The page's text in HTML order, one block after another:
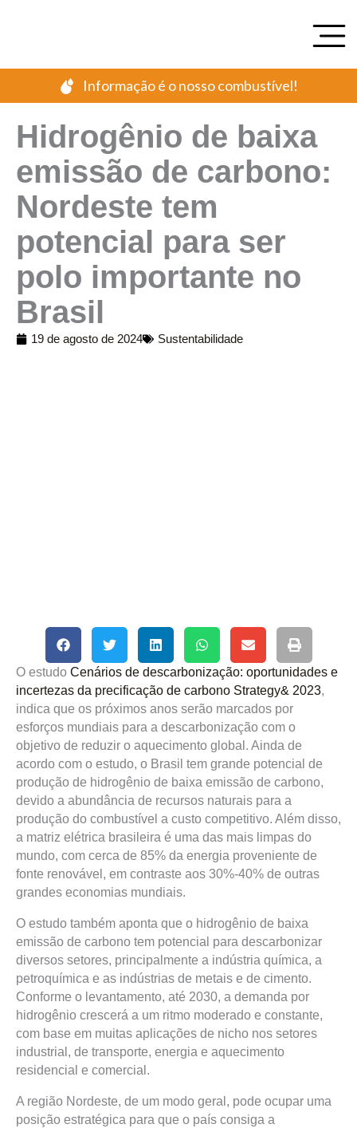
Informação é o nosso combustível!
Hidrogênio de baixa
emissão de carbono:
Nordeste tem
potencial para ser
polo importante no
Brasil
19 de agosto de 2024 Sustentabilidade
O estudo Cenários de descarbonização: oportunidades e
incertezas da precificação de carbono Strategy& 2023,
indica que os próximos anos serão marcados por
esforços mundiais para a descarbonização com o
objetivo de reduzir o aquecimento global. Ainda de
acordo com o estudo, o Brasil tem grande potencial de
produção de hidrogênio de baixa emissão de carbono,
devido a abundância de recursos naturais para a
produção do combustível a custo competitivo. Além disso,
a matriz elétrica brasileira é uma das mais limpas do
mundo, com cerca de 85% da energia proveniente de
fonte renovável, em contraste aos 30%-40% de outras
grandes economias mundiais.
O estudo também aponta que o hidrogênio de baixa
emissão de carbono tem potencial para descarbonizar
diversos setores, principalmente a indústria química, a
petroquímica e as indústrias de metais e de cimento.
Conforme o levantamento, até 2030, a demanda por
hidrogênio crescerá a um ritmo moderado e constante,
com base em muitas aplicações de nicho nos setores
industrial, de transporte, energia e aquecimento
residencial e comercial.
A região Nordeste, de um modo geral, pode ocupar uma
posição estratégica para que o país consiga a